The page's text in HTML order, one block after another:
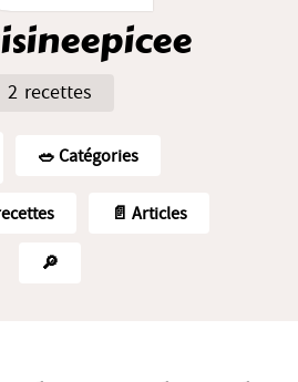
2 recettes
🥗️ Catégories
📄 Articles
🔎